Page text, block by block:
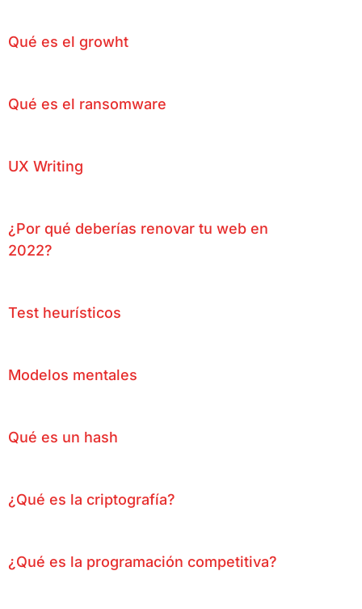
Qué es el growht
Qué es el ransomware
UX Writing
¿Por qué deberías renovar tu web en
2022?
Test heurísticos
Modelos mentales
Qué es un hash
¿Qué es la criptografía?
¿Qué es la programación competitiva?